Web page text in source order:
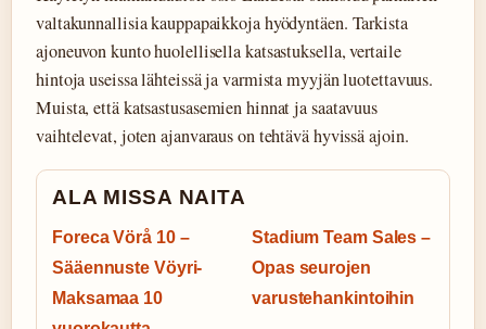
valtakunnallisia kauppapaikkoja hyödyntäen. Tarkista
ajoneuvon kunto huolellisella katsastuksella, vertaile
hintoja useissa lähteissä ja varmista myyjän luotettavuus.
Muista, että katsastusasemien hinnat ja saatavuus
vaihtelevat, joten ajanvaraus on tehtävä hyvissä ajoin.
ALA MISSA NAITA
Foreca Vörå 10 –
Sääennuste Vöyri-
Maksamaa 10
Stadium Team Sales –
Opas seurojen
varustehankintoihin